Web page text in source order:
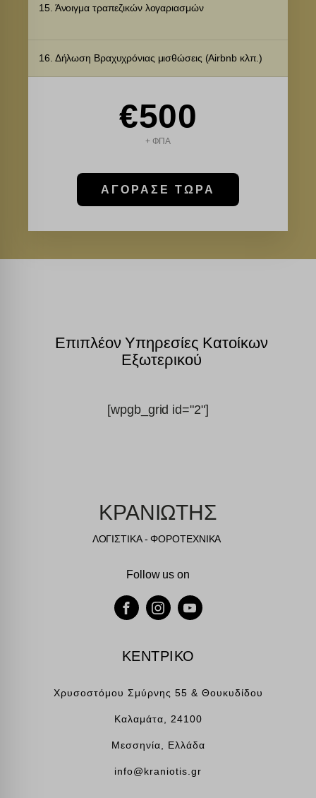
15. Άνοιγμα τραπεζικών λογαριασμών
16. Δήλωση Βραχυχρόνιας μισθώσεις (Airbnb κλπ.)
€500
+ ΦΠΑ
ΑΓΟΡΑΣΕ ΤΩΡΑ
Επιπλέον Υπηρεσίες Κατοίκων
Εξωτερικού
[wpgb_grid id="2"]
ΚΡΑΝΙΩΤΗΣ
ΛΟΓΙΣΤΙΚΑ - ΦΟΡΟΤΕΧΝΙΚΑ
Follow us on
ΚΕΝΤΡΙΚΟ
Χρυσοστόμου Σμύρνης 55 & Θουκυδίδου
Καλαμάτα, 24100
Μεσσηνία, Ελλάδα
info@kraniotis.gr